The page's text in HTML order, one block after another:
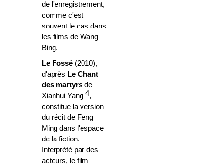
de l'enregistrement,
comme c'est
souvent le cas dans
les films de Wang
Bing.
Le Fossé (2010),
d'après Le Chant
des martyrs de
Xianhui Yang 4,
constitue la version
du récit de Feng
Ming dans l'espace
de la fiction.
Interprété par des
acteurs, le film